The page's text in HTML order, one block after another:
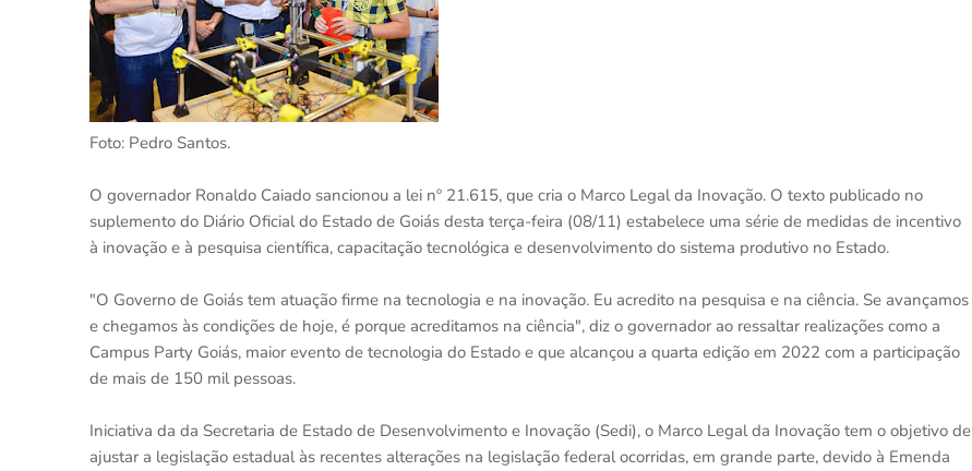
Foto: Pedro Santos.
O governador Ronaldo Caiado sancionou a lei nº 21.615, que cria o Marco Legal da Inovação. O texto publicado no
suplemento do Diário Oficial do Estado de Goiás desta terça-feira (08/11) estabelece uma série de medidas de incentivo
à inovação e à pesquisa científica, capacitação tecnológica e desenvolvimento do sistema produtivo no Estado.
"O Governo de Goiás tem atuação firme na tecnologia e na inovação. Eu acredito na pesquisa e na ciência. Se avançamos
e chegamos às condições de hoje, é porque acreditamos na ciência", diz o governador ao ressaltar realizações como a
Campus Party Goiás, maior evento de tecnologia do Estado e que alcançou a quarta edição em 2022 com a participação
de mais de 150 mil pessoas.
Iniciativa da da Secretaria de Estado de Desenvolvimento e Inovação (Sedi), o Marco Legal da Inovação tem o objetivo de
ajustar a legislação estadual às recentes alterações na legislação federal ocorridas, em grande parte, devido à Emenda